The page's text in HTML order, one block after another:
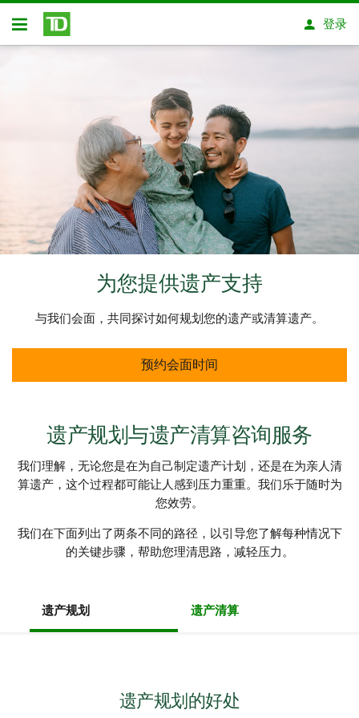
跳转到主要内容
开放式房屋贷款
登录
为您提供遗产支持
与我们会面，共同探讨如何规划您的遗产或清算遗产。
预约会面时间
遗产规划与遗产清算咨询服务
我们理解，无论您是在为自己制定遗产计划，还是在为亲人清
算遗产，这个过程都可能让人感到压力重重。我们乐于随时为
您效劳。
我们在下面列出了两条不同的路径，以引导您了解每种情况下
的关键步骤，帮助您理清思路，减轻压力。
遗产规划 遗产清算
遗产规划的好处